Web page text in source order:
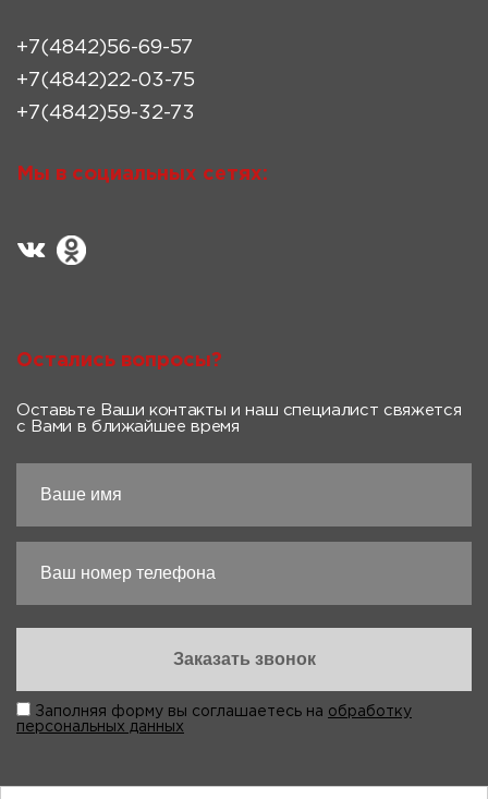
+7(4842)56-69-57
+7(4842)22-03-75
+7(4842)59-32-73
Мы в социальных сетях:
Остались вопросы?
Оставьте Ваши контакты и наш специалист свяжется
с Вами в ближайшее время
Заполняя форму вы соглашаетесь на обработку
персональных данных